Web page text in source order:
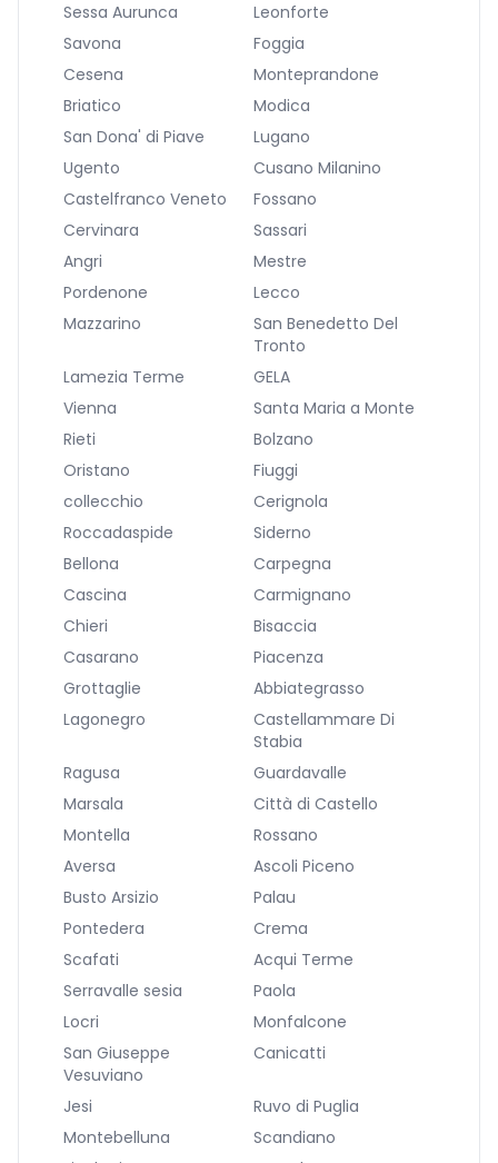
Sessa Aurunca
Leonforte
Savona
Foggia
Cesena
Monteprandone
Briatico
Modica
San Dona' di Piave
Lugano
Ugento
Cusano Milanino
Castelfranco Veneto
Fossano
Cervinara
Sassari
Angri
Mestre
Pordenone
Lecco
Mazzarino
San Benedetto Del
Tronto
Lamezia Terme
GELA
Vienna
Santa Maria a Monte
Rieti
Bolzano
Oristano
Fiuggi
collecchio
Cerignola
Roccadaspide
Siderno
Bellona
Carpegna
Cascina
Carmignano
Chieri
Bisaccia
Casarano
Piacenza
Grottaglie
Abbiategrasso
Lagonegro
Castellammare Di
Stabia
Ragusa
Guardavalle
Marsala
Città di Castello
Montella
Rossano
Aversa
Ascoli Piceno
Busto Arsizio
Palau
Pontedera
Crema
Scafati
Acqui Terme
Serravalle sesia
Paola
Locri
Monfalcone
San Giuseppe
Vesuviano
Canicatti
Jesi
Ruvo di Puglia
Montebelluna
Scandiano